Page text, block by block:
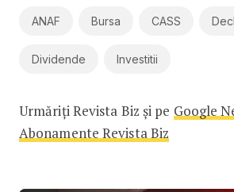
ANAF Bursa CASS
Dividende Investitii
Urmăriți Revista Biz și pe Google
Abonamente Revista Biz